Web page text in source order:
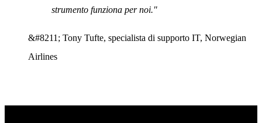
strumento funziona per noi."
&#8211; Tony Tufte, specialista di supporto IT, Norwegian
Airlines